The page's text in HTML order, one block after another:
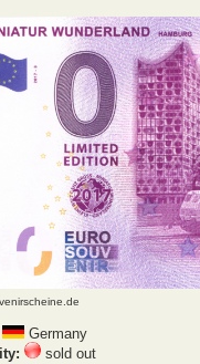
Germany
sold out